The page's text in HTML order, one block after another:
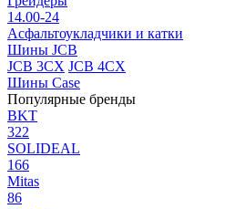
14.00-24
Асфальтоукладчики и катки
Шины JCB
JCB 3CX JCB 4CX
Шины Case
Популярные бренды
BKT
322
SOLIDEAL
166
Mitas
86